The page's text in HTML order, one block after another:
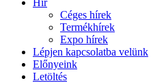
Hír
Céges hírek
Termékhírek
Expo hírek
Lépjen kapcsolatba velünk
Előnyeink
Letöltés